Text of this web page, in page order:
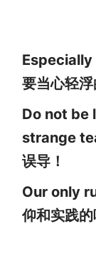
要当心轻浮
Do not be
strange
误导！
Our only
仰和实践的